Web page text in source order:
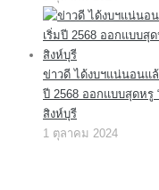
ข่าวดี ได้งบฯแน่นอนแ
ปี 2568 ออกแบบสุดหรู
สิงห์บุรี
1 ตุลาคม 2024